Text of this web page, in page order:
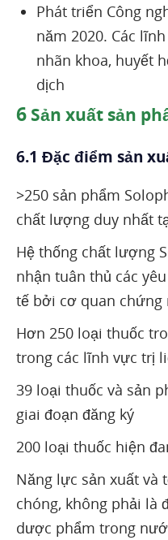
Phát triển Công
năm 2020. Các
nhãn khoa, huyết
dịch
6 Sản xuất sản
6.1 Đặc điểm sản
>250 sản phẩm
chất lượng duy nhất
Hệ thống chất lượng
nhận tuân thủ các
tế bởi cơ quan chứng
Hơn 250 loại thuốc
trong các lĩnh vực trị
39 loại thuốc và sản
giai đoạn đăng ký
200 loại thuốc hiện
Năng lực sản xuất và
chóng, không phải là
dược phẩm trong